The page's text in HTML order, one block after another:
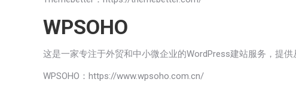
WPSOHO
这是一家专注于外贸和中小微企业的WordPress建站服务，提
WPSOHO： https://www.wpsoho.com.cn/